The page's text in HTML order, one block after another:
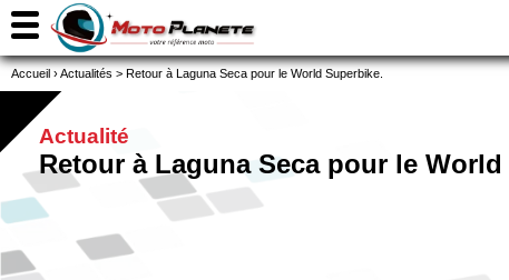
Accueil ›Actualités > Retour à Laguna Seca pour le World Superbike.
Actualité
Retour à Laguna Seca pour le